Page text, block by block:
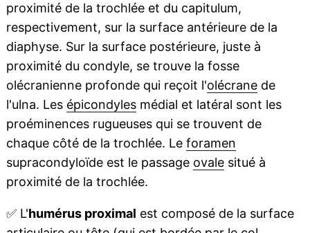
proximité de la trochlée et du capitulum,
respectivement, sur la surface antérieure de la
diaphyse. Sur la surface postérieure, juste à
proximité du condyle, se trouve la fosse
olécranienne profonde qui reçoit l'olécranede
l'ulna. Les épicondylesmédial et latéral sont les
proéminences rugueuses qui se trouvent de
chaque côté de la trochlée. Le foramen
supracondyloïde est le passage ovalesitué à
proximité de la trochlée.
✅L'humérus proximal est composé de la surface